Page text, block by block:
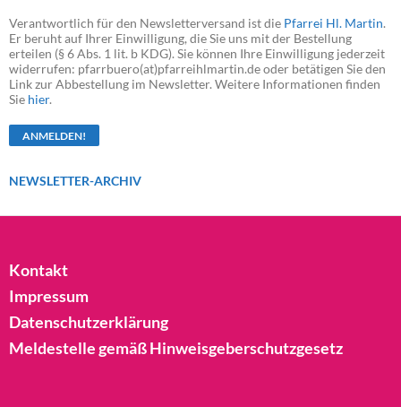
Verantwortlich für den Newsletterversand ist die Pfarrei Hl. Martin.
Er beruht auf Ihrer Einwilligung, die Sie uns mit der Bestellung
erteilen (§ 6 Abs. 1 lit. b KDG). Sie können Ihre Einwilligung jederzeit
widerrufen: pfarrbuero(at)pfarreihlmartin.de oder betätigen Sie den
Link zur Abbestellung im Newsletter. Weitere Informationen finden
Sie hier.
NEWSLETTER-ARCHIV
Kontakt
Impressum
Datenschutzerklärung
Meldestelle gemäß Hinweisgeberschutzgesetz